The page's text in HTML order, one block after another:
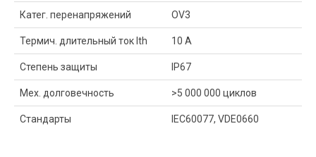
Катег. перенапряжений OV3
Термич. длительный ток Ith 10 A
Степень защиты IP67
Мех. долговечность >5 000 000 циклов
Стандарты IEC60077, VDE0660